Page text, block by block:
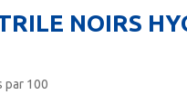
NOIRS
par 100